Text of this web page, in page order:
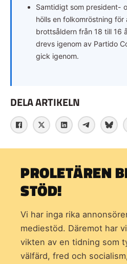
Samtidigt som president-
hölls en folkomröstning
brottsåldern från 18 till 16
drevs igenom av Partido
gick igenom.
DELA ARTIKELN
PROLETÄREN
STÖD!
Vi har inga rika
mediestöd. Däremot har
vikten av en tidning som
välfärd, fred och